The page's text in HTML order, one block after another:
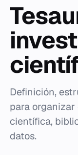
Definición,
para
científica,
datos.